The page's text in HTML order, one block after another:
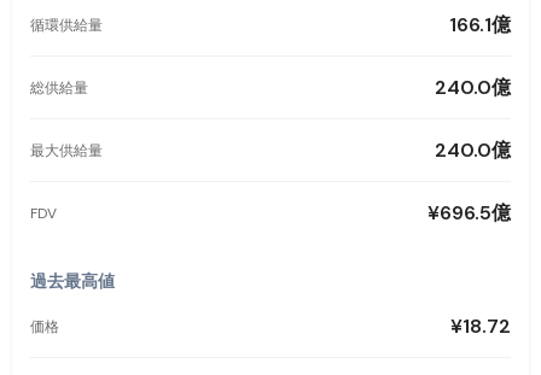
循環供給量 166.1億
総供給量 240.0億
最大供給量 240.0億
FDV ¥696.5億
過去最高値
価格 ¥18.72